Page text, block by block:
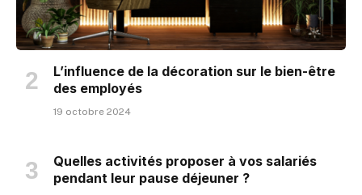
L’influence de la décoration sur le bien-être
des employés
19 octobre 2024
Quelles activités proposer à vos salariés
pendant leur pause déjeuner ?